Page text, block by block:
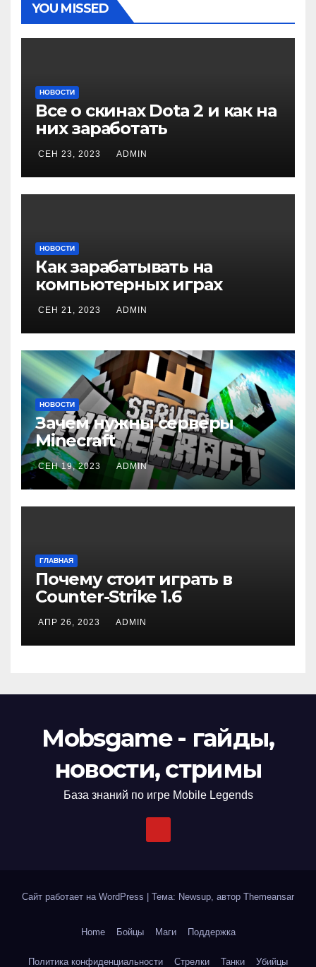
YOU MISSED
НОВОСТИ
Все о скинах Dota 2 и как на
них заработать
СЕН 23, 2023 ADMIN
НОВОСТИ
Как зарабатывать на
компьютерных играх
СЕН 21, 2023 ADMIN
НОВОСТИ
Зачем нужны серверы
Minecraft
СЕН 19, 2023 ADMIN
ГЛАВНАЯ
Почему стоит играть в
Counter-Strike 1.6
АПР 26, 2023 ADMIN
Mobsgame - гайды,
новости, стримы
База знаний по игре Mobile Legends
Сайт работает на WordPress Тема: Newsup, автор Themeansar
Home Бойцы Маги Поддержка
Политика конфиденциальности Стрелки Танки Убийцы